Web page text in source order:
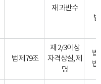
재 과반수
법 제79조
재 2/3이상
자격상실, 제
명
법
법